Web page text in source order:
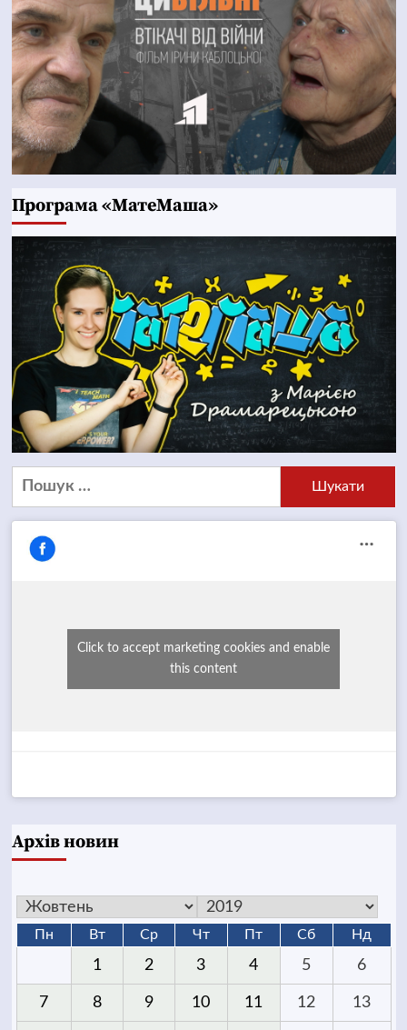
Програма «МатеМаша»
Пошук:
Click to accept marketing cookies and enable
this content
Архів новин
Пн Вт Ср Чт Пт Сб Нд
1 2 3 4 5 6
7 8 9 10 11 12 13